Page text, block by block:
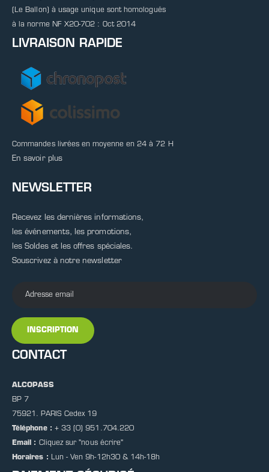
(Le Ballon) à usage unique sont homologués
à la norme NF X20-702 : Oct 2014
LIVRAISON RAPIDE
Commandes livrées en moyenne en 24 à 72 H
En savoir plus
NEWSLETTER
Recevez les dernières informations,
les événements, les promotions,
les Soldes et les offres spéciales.
Souscrivez à notre newsletter
INSCRIPTION
CONTACT
ALCOPASS
BP 7
75921. PARIS Cedex 19
Téléphone : + 33 (0) 951.704.220
Email : Cliquez sur"nous écrire"
Horaires : Lun - Ven 9h-12h30 & 14h-18h